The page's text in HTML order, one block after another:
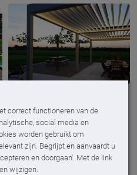
correct functioneren van de
social media en
worden gebruikt om
zijn. Begrijpt en aanvaardt u
en doorgaan'. Met de link
wijzigen.
je niet alleen lekker lang
je woonruimte op een
tegen vrienden die langs